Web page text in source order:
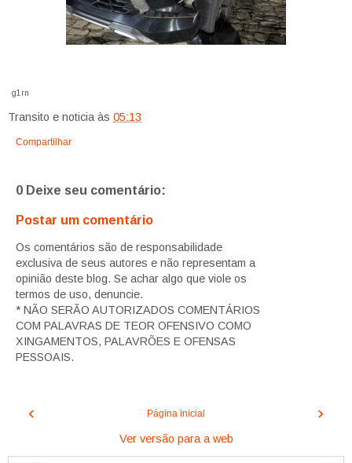
g1rn
Transito e noticia às 05:13
Compartilhar
0 Deixe seu comentário:
Postar um comentário
Os comentários são de responsabilidade
exclusiva de seus autores e não representam a
opinião deste blog. Se achar algo que viole os
termos de uso, denuncie.
* NÃO SERÃO AUTORIZADOS COMENTÁRIOS
COM PALAVRAS DE TEOR OFENSIVO COMO
XINGAMENTOS, PALAVRÕES E OFENSAS
PESSOAIS.
‹ ›
Página inicial
Ver versão para a web